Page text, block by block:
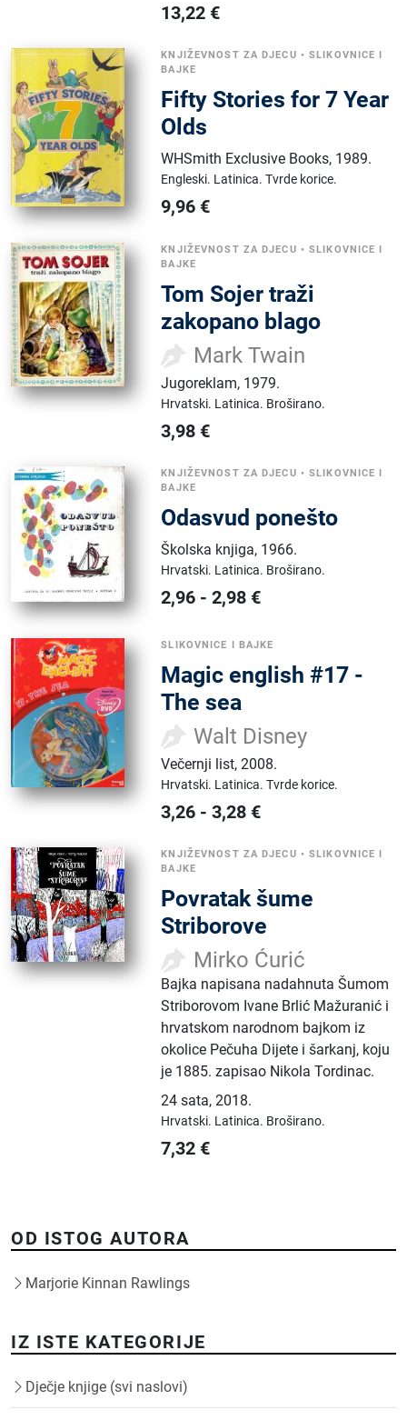
13,22 €
KNJIŽEVNOST ZA DJECU •SLIKOVNICE I
BAJKE
Fifty Stories for 7 Year
Olds
WHSmith Exclusive Books, 1989.
Engleski. Latinica.Tvrde korice.
9,96 €
KNJIŽEVNOST ZA DJECU •SLIKOVNICE I
BAJKE
Tom Sojer traži
zakopano blago
Mark Twain
Jugoreklam, 1979.
Hrvatski. Latinica. Broširano.
3,98 €
KNJIŽEVNOST ZA DJECU •SLIKOVNICE I
BAJKE
Odasvud ponešto
Školska knjiga, 1966.
Hrvatski. Latinica. Broširano.
2,96 -2,98 €
SLIKOVNICE I BAJKE
Magic english #17 -
The sea
Walt Disney
Večernji list,2008.
Hrvatski. Latinica.Tvrde korice.
3,26 -3,28 €
KNJIŽEVNOST ZA DJECU •SLIKOVNICE I
BAJKE
Povratak šume
Striborove
Mirko Ćurić
Bajka napisana nadahnuta Šumom
Striborovom Ivane Brlić Mažuranić i
hrvatskom narodnom bajkom iz
okolice Pečuha Dijete i šarkanj, koju
je 1885. zapisao Nikola Tordinac.
24 sata,2018.
Hrvatski. Latinica. Broširano.
7,32 €
OD ISTOG AUTORA
Marjorie Kinnan Rawlings
IZ ISTE KATEGORIJE
Dječje knjige (svi naslovi)